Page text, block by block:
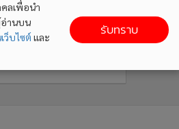
ลเพื่อนำ
านบน
ว็บไซต์ และ
รับทราบ